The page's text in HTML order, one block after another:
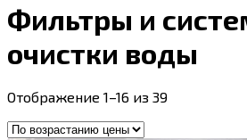
Фильтры и
очистки воды
Отображение 1–16 из 39Цены: